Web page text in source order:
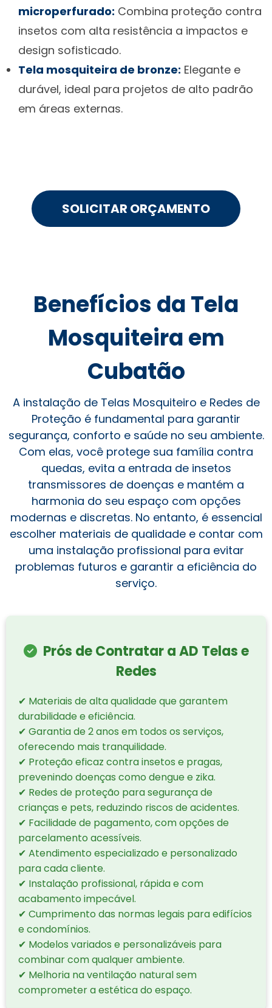
microperfurado: Combina proteção contra
insetos com alta resistência a impactos e
design sofisticado.
Tela mosquiteira de bronze: Elegante e
durável, ideal para projetos de alto padrão
em áreas externas.
SOLICITAR ORÇAMENTO
Benefícios da Tela
Mosquiteira em
Cubatão
A instalação de Telas Mosquiteiro e Redes de
Proteção é fundamental para garantir
segurança, conforto e saúde no seu ambiente.
Com elas, você protege sua família contra
quedas, evita a entrada de insetos
transmissores de doenças e mantém a
harmonia do seu espaço com opções
modernas e discretas. No entanto, é essencial
escolher materiais de qualidade e contar com
uma instalação profissional para evitar
problemas futuros e garantir a eficiência do
serviço.
Prós de Contratar a AD Telas e
Redes
✔ Materiais de alta qualidade que garantem
durabilidade e eficiência.
✔ Garantia de 2 anos em todos os serviços,
oferecendo mais tranquilidade.
✔ Proteção eficaz contra insetos e pragas,
prevenindo doenças como dengue e zika.
✔ Redes de proteção para segurança de
crianças e pets, reduzindo riscos de acidentes.
✔ Facilidade de pagamento, com opções de
parcelamento acessíveis.
✔ Atendimento especializado e personalizado
para cada cliente.
✔ Instalação profissional, rápida e com
acabamento impecável.
✔ Cumprimento das normas legais para edifícios
e condomínios.
✔ Modelos variados e personalizáveis para
combinar com qualquer ambiente.
✔ Melhoria na ventilação natural sem
comprometer a estética do espaço.